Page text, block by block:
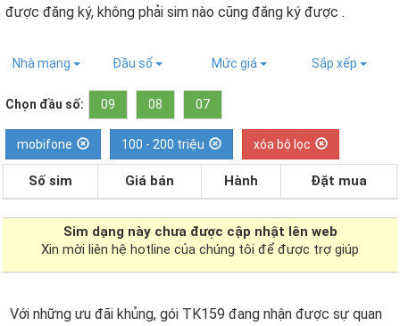
được đăng ký, không phải sim nào cũng đăng ký được ​.
Nhà mạng Đầu số Mức giá Sắp xếp
Chọn đầu số: 09 08 07
mobifone 100 - 200 triệu xóa bộ lọc
Số sim Giá bán Hành Đặt mua
Sim dạng này chưa được cập nhật lên web
Xin mời liên hệ hotline của chúng tôi để được trợ giúp
Với những ưu đãi khủng, gói TK159 đang nhận được sự quan